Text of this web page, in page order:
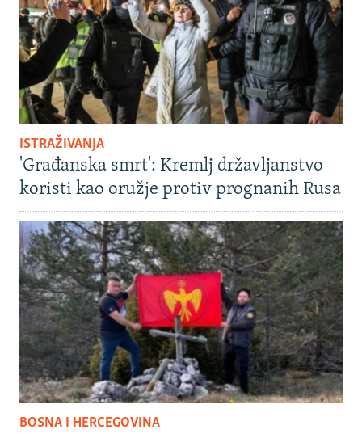
ISTRAŽIVANJA
'Građanska smrt': Kremlj državljanstvo
koristi kao oružje protiv prognanih Rusa
BOSNA I HERCEGOVINA